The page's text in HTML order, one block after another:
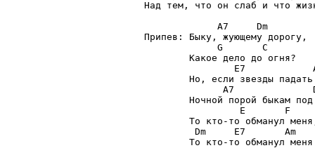
Над тем, что он слаб и что
             A7     Dm
Припев: Быку, жующему дорогу,
             G       С
        Какое дело до огня?
E7
Но, если звезды
A7
Ночной порой быкам
                 Е       F
То кто-то обманул
         Dm     E7       Am
То кто-то обманул